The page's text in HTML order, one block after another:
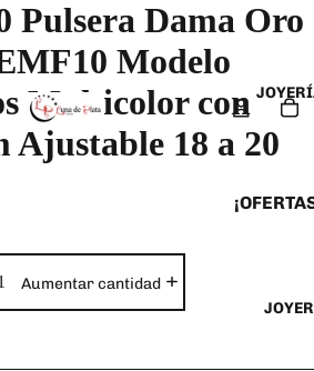
Pulsera Dama Oro
Modelo
Multicolor con
Ajustable 18 a 20
Aumentar cantidad